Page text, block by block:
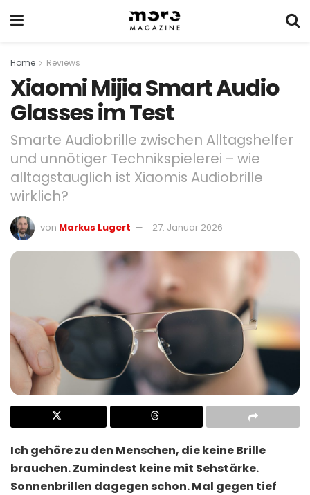
Home Reviews
Xiaomi Mijia Smart Audio
Glasses im Test
Smarte Audiobrille zwischen Alltagshelfer
und unnötiger Technikspielerei – wie
alltagstauglich ist Xiaomis Audiobrille
wirklich?
von Markus Lugert 27. Januar 2026
Ich gehöre zu den Menschen, die keine Brille
brauchen. Zumindest keine mit Sehstärke.
Sonnenbrillen dagegen schon. Mal gegen tief